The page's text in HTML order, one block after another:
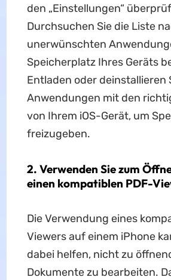
den „Einstellungen“
Durchsuchen Sie die Liste
unerwünschten
Speicherplatz Ihres Geräts
Entladen oder deinstallieren
Anwendungen mit den
von Ihrem iOS-Gerät, um
freizugeben.
2. Verwenden Sie zum
einen kompatiblen PDF-
Die Verwendung eines
Viewers auf einem iPhone
dabei helfen, nicht zu
Dokumente zu bearbeiten.